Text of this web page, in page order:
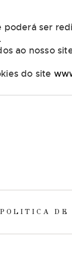
POLITICA DE
poderá ser
ao nosso
do site